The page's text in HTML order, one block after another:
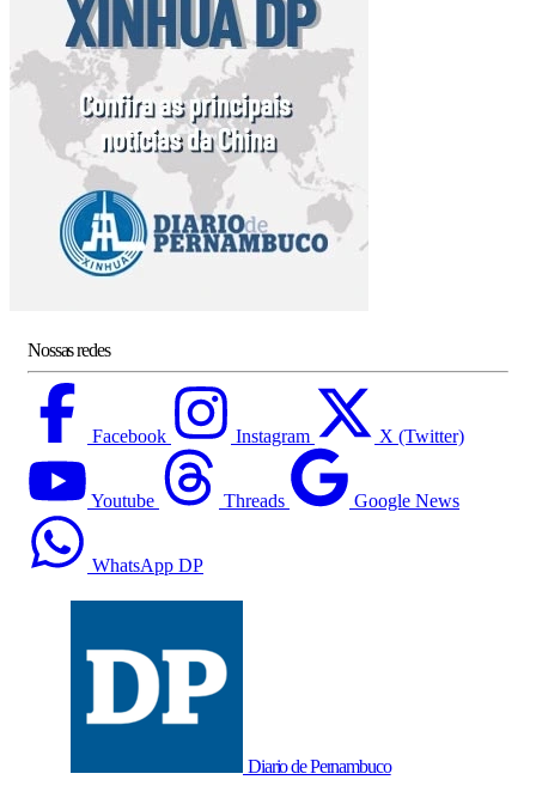
Nossas redes
Facebook Instagram X (Twitter)
Youtube Threads Google News
WhatsApp DP
Diario de Pernambuco